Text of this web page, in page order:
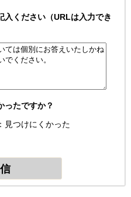
入ください（URLは入力でき
ったですか？
見つけにくかった